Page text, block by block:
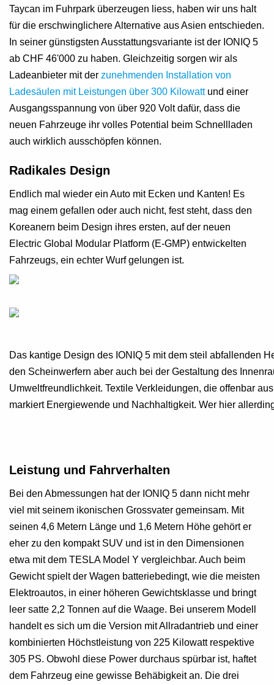
Taycan im Fuhrpark überzeugen liess, haben wir uns halt
für die erschwinglichere Alternative aus Asien entschieden.
In seiner günstigsten Ausstattungsvariante ist der IONIQ 5
ab CHF 46'000 zu haben. Gleichzeitig sorgen wir als
Ladeanbieter mit der zunehmenden Installation von
Ladesäulen mit Leistungen über 300 Kilowattund einer
Ausgangsspannung von über 920 Volt dafür, dass die
neuen Fahrzeuge ihr volles Potential beim Schnellladen
auch wirklich ausschöpfen können.
Radikales Design
Endlich mal wieder ein Auto mit Ecken und Kanten! Es
mag einem gefallen oder auch nicht, fest steht, dass den
Koreanern beim Design ihres ersten, auf der neuen
Electric Global Modular Platform (E-GMP) entwickelten
Fahrzeugs, ein echter Wurf gelungen ist.
Das kantige Design des IONIQ 5 mit dem steil abfallenden
den Scheinwerfern aber auch bei der Gestaltung des
Umweltfreundlichkeit. Textile Verkleidungen, die offenbar
markiert Energiewende und Nachhaltigkeit. Wer hier
Leistung und Fahrverhalten
Bei den Abmessungen hat der IONIQ 5 dann nicht mehr
viel mit seinem ikonischen Grossvater gemeinsam. Mit
seinen 4,6 Metern Länge und 1,6 Metern Höhe gehört er
eher zu den kompakt SUV und ist in den Dimensionen
etwa mit dem TESLA Model Y vergleichbar. Auch beim
Gewicht spielt der Wagen batteriebedingt, wie die meisten
Elektroautos, in einer höheren Gewichtsklasse und bringt
leer satte 2,2 Tonnen auf die Waage. Bei unserem Modell
handelt es sich um die Version mit Allradantrieb und einer
kombinierten Höchstleistung von 225 Kilowatt respektive
305 PS. Obwohl diese Power durchaus spürbar ist, haftet
dem Fahrzeug eine gewisse Behäbigkeit an. Die drei